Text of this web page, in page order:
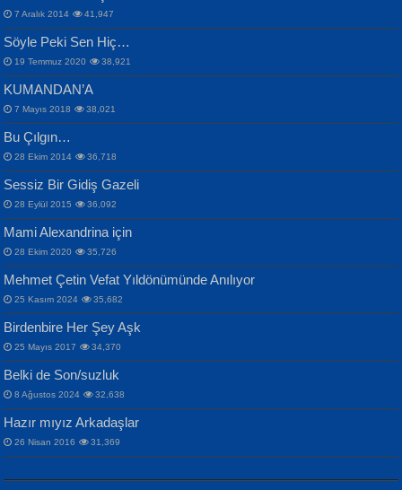
Samimiyet Nedir?...
İPEK ACAR SERT
Gazze’nin Şecaati, Ümmetin İmtihanı...
MAHMUT GÜRBÜZ
İbrahim Olmak ve Bitirebilmek...
Bülent Sağlam
Mescid-i Aksâ Üstüne Ay!...
Selahattin Yıldız
İdrakimle Üşürken...
Songül Özel
Mahzen...
ERDEM BAYAZIT
Sana, Bana, Vatanıma, Ülkemin
İnsanlarına Dair...
NAZIM HİKMET RAN
Bir Cezaevinde, Tecritteki Adamın
Mektupları...
7 Aralık 2014 41,947
Söyle Peki Sen Hiç…
19 Temmuz 2020 38,921
KUMANDAN’A
7 Mayıs 2018 38,021
Bu Çılgın…
28 Ekim 2014 36,718
Sessiz Bir Gidiş Gazeli
28 Eylül 2015 36,092
Mami Alexandrina için
28 Ekim 2020 35,726
Mehmet Çetin Vefat Yıldönümünde Anılıyor
25 Kasım 2024 35,682
Birdenbire Her Şey Aşk
25 Mayıs 2017 34,370
Belki de Son/suzluk
8 Ağustos 2024 32,638
Hazır mıyız Arkadaşlar
26 Nisan 2016 31,369